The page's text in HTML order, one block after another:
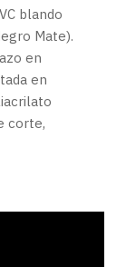
blando
Mate).
en
en
corte,